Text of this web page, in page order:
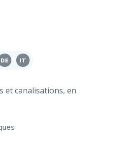
DE IT
et canalisations, en